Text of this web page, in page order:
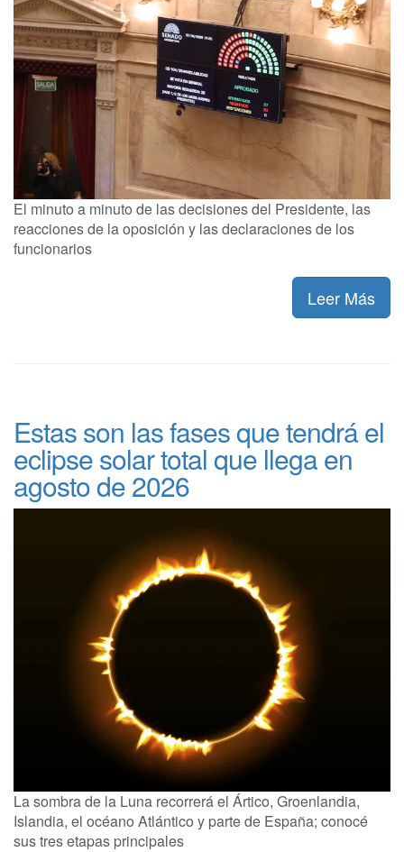
El minuto a minuto de las decisiones del Presidente, las
reacciones de la oposición y las declaraciones de los
funcionarios
Leer Más
Estas son las fases que tendrá el
eclipse solar total que llega en
agosto de 2026
La sombra de la Luna recorrerá el Ártico, Groenlandia,
Islandia, el océano Atlántico y parte de España; conocé
sus tres etapas principales